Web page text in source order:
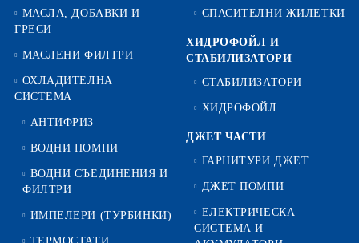
МАСЛА, ДОБАВКИ И
ГРЕСИ
МАСЛЕНИ ФИЛТРИ
ОХЛАДИТЕЛНА
СИСТЕМА
АНТИФРИЗ
ВОДНИ ПОМПИ
ВОДНИ СЪЕДИНЕНИЯ И
ФИЛТРИ
ИМПЕЛЕРИ (ТУРБИНКИ)
СПАСИТЕЛНИ ЖИЛЕТКИ
ХИДРОФОЙЛ И
СТАБИЛИЗАТОРИ
СТАБИЛИЗАТОРИ
ХИДРОФОЙЛ
ДЖЕТ ЧАСТИ
ГАРНИТУРИ ДЖЕТ
ДЖЕТ ПОМПИ
ЕЛЕКТРИЧЕСКА
СИСТЕМА И